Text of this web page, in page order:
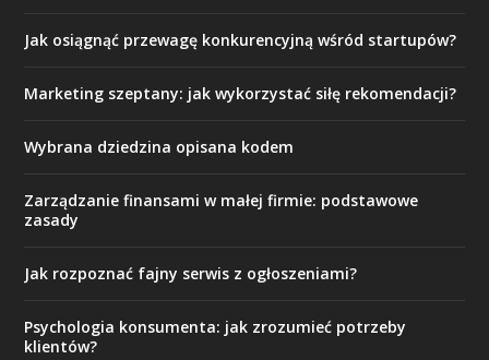
Jak osiągnąć przewagę konkurencyjną wśród startupów?
Marketing szeptany: jak wykorzystać siłę rekomendacji?
Wybrana dziedzina opisana kodem
Zarządzanie finansami w małej firmie: podstawowe
zasady
Jak rozpoznać fajny serwis z ogłoszeniami?
Psychologia konsumenta: jak zrozumieć potrzeby
klientów?